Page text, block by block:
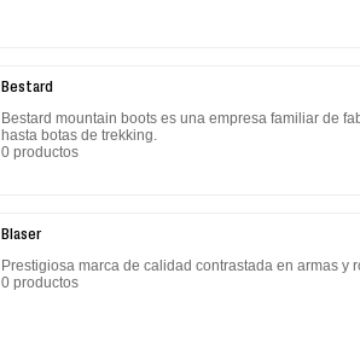
Bestard
Bestard mountain boots es una empresa familiar de
hasta botas de trekking.
0 productos
Blaser
Prestigiosa marca de calidad contrastada en armas y
0 productos